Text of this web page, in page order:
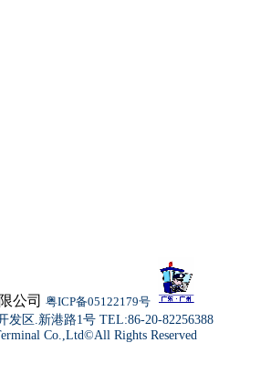
公司 粤ICP备05122179号
发区.新港路1号 TEL:86-20-82256388
Co.,Ltd©All Rights Reserved